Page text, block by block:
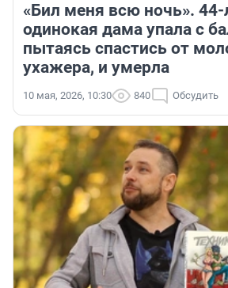
«Бил меня всю ночь». 44-
одинокая дама упала с
пытаясь спастись от
ухажера, и умерла
10 мая, 2026, 10:30 840 Обсудить